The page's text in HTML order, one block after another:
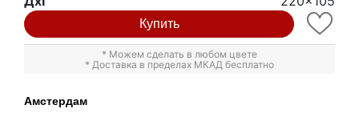
Купить
* Можем сделать в любом цвете
* Доставка в пределах МКАД бесплатно
Амстердам